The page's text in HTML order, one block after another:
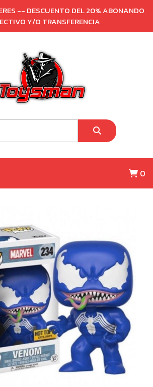
-- DESCUENTO DEL 20% ABONANDO
Y/O TRANSFERENCIA
0